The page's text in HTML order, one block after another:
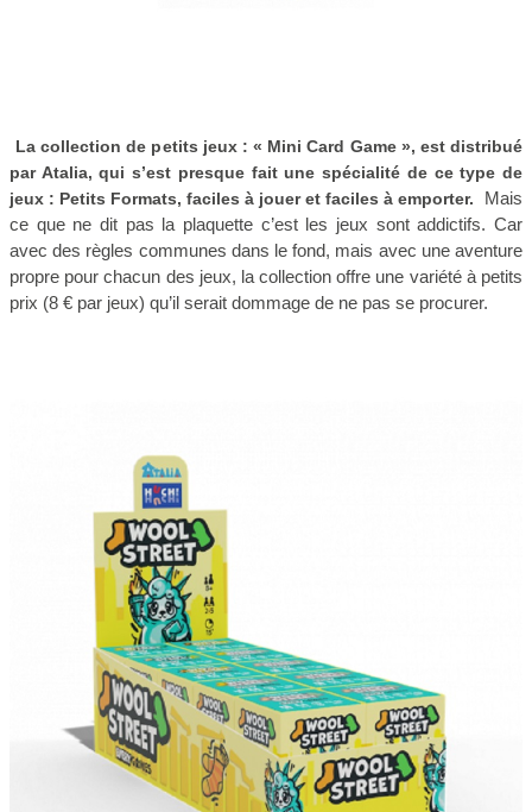
La collection de petits jeux : « Mini Card Game », est distribué
par Atalia, qui s’est presque fait une spécialité de ce type de
jeux : Petits Formats, faciles à jouer et faciles à emporter.
Mais
ce que ne dit pas la plaquette c’est les jeux sont addictifs. Car
avec des règles communes dans le fond, mais avec une aventure
propre pour chacun des jeux, la collection offre une variété à petits
prix (8 € par jeux) qu’il serait dommage de ne pas se procurer.